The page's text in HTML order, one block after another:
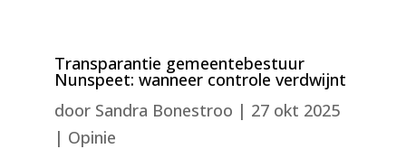
Transparantie gemeentebestuur
Nunspeet: wanneer controle verdwijnt
door Sandra Bonestroo | 27 okt 2025
| Opinie